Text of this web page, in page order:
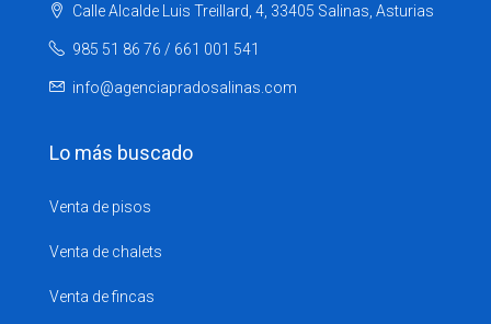
Calle Alcalde Luis Treillard, 4, 33405 Salinas, Asturias
985 51 86 76 / 661 001 541
info@agenciapradosalinas.com
Lo más buscado
Venta de pisos
Venta de chalets
Venta de fincas